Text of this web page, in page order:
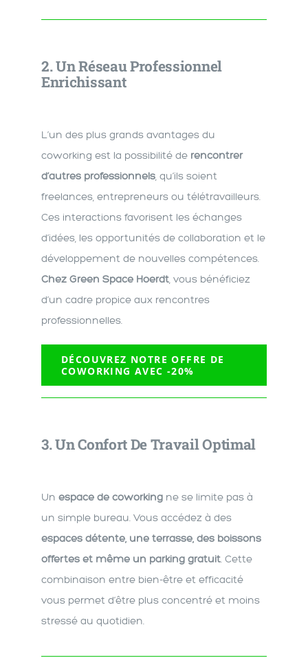
2.Un Réseau Professionnel
Enrichissant
L’un des plus grands avantages du
coworking est la possibilité de rencontrer
d’autres professionnels , qu’ils soient
freelances, entrepreneurs ou télétravailleurs.
Ces interactions favorisent les échanges
d’idées, les opportunités de collaboration et le
développement de nouvelles compétences.
Chez Green Space Hoerdt , vous bénéficiez
d’un cadre propice aux rencontres
professionnelles.
DÉCOUVREZ NOTRE OFFRE DE
COWORKING AVEC -20%
3.Un Confort De Travail Optimal
Un espace de coworking ne se limite pas à
un simple bureau. Vous accédez à des
espaces détente, une terrasse, des boissons
offertes et même un parking gratuit. Cette
combinaison entre bien-être et efficacité
vous permet d’être plus concentré et moins
stressé au quotidien.